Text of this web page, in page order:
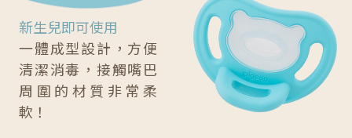
新生兒即可使用
一體成型設計，方便
清潔消毒，接觸嘴巴
周圍的材質非常柔
軟！